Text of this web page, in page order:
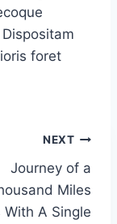
foret
NEXT
Journey of a
Miles
With A Single